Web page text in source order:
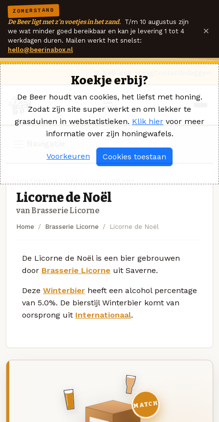
ZOMERSTAND
De Beer ligt met z'n voetjes in het zand. T/m 10 augustus zijn
we wat minder goed bereikbaar en kan je levering 1 tot 4
werkdagen duren. Mailen werkt het snelst:
hello@beerinabox.nl
×
Licorne de Noël
van Brasserie Licorne
Home Brasserie Licorne Licorne de Noël
De Licorne de Noël is een bier gebrouwen
door Brasserie Licorne uit Saverne.
Deze Winterbier heeft een alcohol percentage
van 5.0%. De bierstijl Winterbier komt van
oorsprong uit Internationaal.
MATCH
Koekje erbij?
De Beer houdt van cookies, het liefst met honing.
Zodat zijn site super werkt en om lekker te
grasduinen in webstatistieken. Klik hier voor meer
informatie over zijn honingwafels.
Voorkeuren Cookies toestaan